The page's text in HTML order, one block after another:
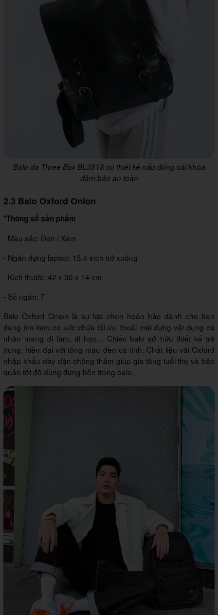
Balo da Three Box BL3518 có thiết kế nắp đóng cài khóa
đảm bảo an toàn
2.3 Balo Oxford Onion
*Thông số sản phẩm
- Màu sắc: Đen / Xám
- Ngăn đựng laptop: 15.4 inch trở xuống
- Kích thước: 42 x 30 x 14 cm
- Số ngăn: 7
Balo Oxford Onion là sự lựa chọn hoàn hảo dành cho bạn
đang tìm item có sức chứa tối ưu, thoải mái đựng vật dụng cá
nhân mang đi làm, đi học… Chiếc balo sở hữu thiết kế trẻ
trung, hiện đại với tông màu đen cá tính. Chất liệu vải Oxford
nhập khẩu dày dặn chống thấm giúp gia tăng tuổi thọ và bảo
quản tốt đồ dùng đựng bên trong balo.